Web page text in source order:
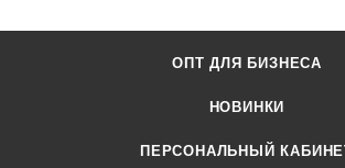
ОПТ ДЛЯ БИЗНЕСА
НОВИНКИ
ПЕРСОНАЛЬНЫЙ